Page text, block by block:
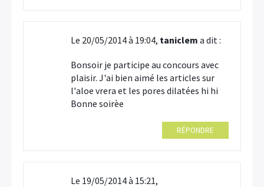
Le 20/05/2014 à 19:04, taniclem a dit :
Bonsoir je participe au concours avec
plaisir. J'ai bien aimé les articles sur
l'aloe vrera et les pores dilatées hi hi
Bonne soirèe
RÉPONDRE
Le 19/05/2014 à 15:21,